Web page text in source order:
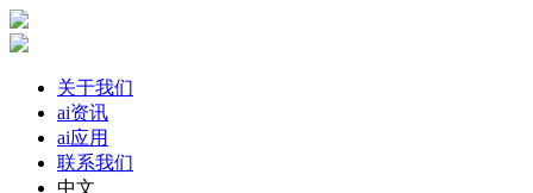
关于我们
ai资讯
ai应用
联系我们
中文